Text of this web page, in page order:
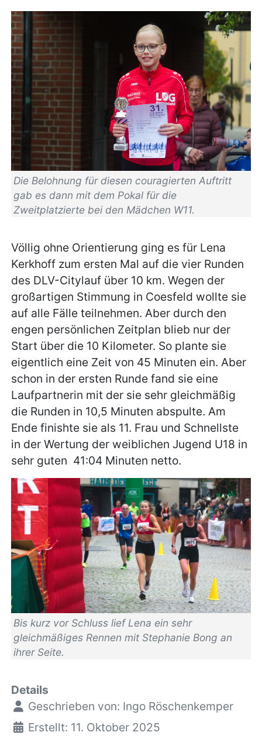
Die Belohnung für diesen couragierten Auftritt
gab es dann mit dem Pokal für die
Zweitplatzierte bei den Mädchen W11.
Völlig ohne Orientierung ging es für Lena
Kerkhoff zum ersten Mal auf die vier Runden
des DLV-Citylauf über 10 km. Wegen der
großartigen Stimmung in Coesfeld wollte sie
auf alle Fälle teilnehmen. Aber durch den
engen persönlichen Zeitplan blieb nur der
Start über die 10 Kilometer. So plante sie
eigentlich eine Zeit von 45 Minuten ein. Aber
schon in der ersten Runde fand sie eine
Laufpartnerin mit der sie sehr gleichmäßig
die Runden in 10,5 Minuten abspulte. Am
Ende finishte sie als 11. Frau und Schnellste
in der Wertung der weiblichen Jugend U18 in
sehr guten 41:04 Minuten netto.
Bis kurz vor Schluss lief Lena ein sehr
gleichmäßiges Rennen mit Stephanie Bong an
ihrer Seite.
Details
Geschrieben von: Ingo Röschenkemper
Erstellt: 11. Oktober 2025